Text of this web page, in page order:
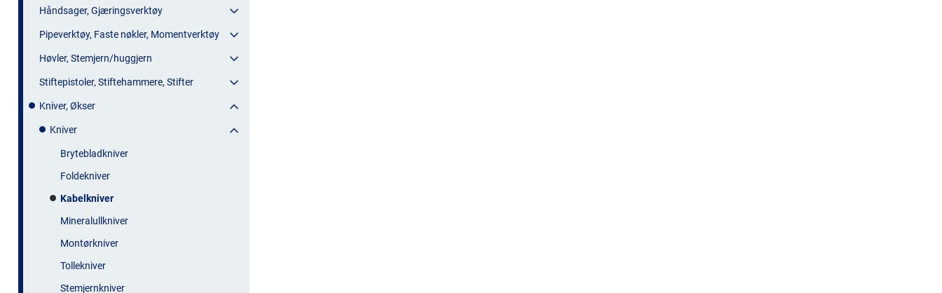
Håndsager, Gjæringsverktøy
Pipeverktøy, Faste nøkler, Momentverktøy
Høvler, Stemjern/huggjern
Stiftepistoler, Stiftehammere, Stifter
Kniver, Økser
Kniver
Brytebladkniver
Foldekniver
Kabelkniver
Mineralullkniver
Montørkniver
Tollekniver
Stemjernkniver